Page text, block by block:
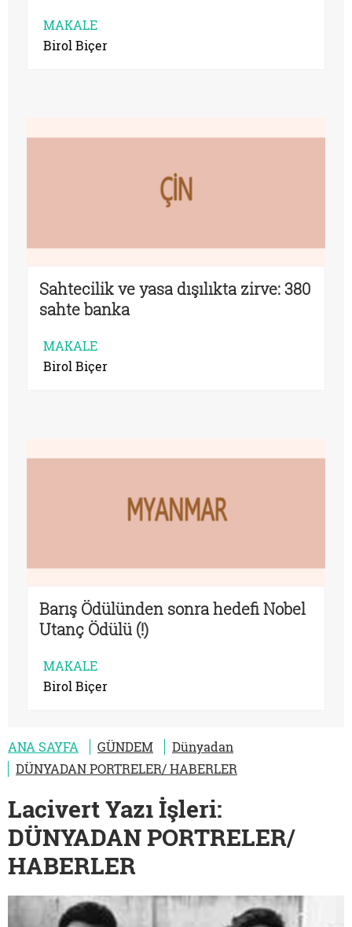
MAKALE
Birol Biçer
Sahtecilik ve yasa dışılıkta zirve: 380
sahte banka
MAKALE
Birol Biçer
Barış Ödülünden sonra hedefi Nobel
Utanç Ödülü (!)
MAKALE
Birol Biçer
ANA SAYFA GÜNDEM
Dünyadan
DÜNYADAN PORTRELER/ HABERLER
Lacivert Yazı İşleri:
DÜNYADAN PORTRELER/
HABERLER